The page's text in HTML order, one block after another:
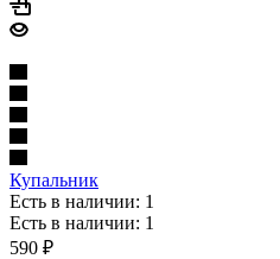
Купальник
Есть в наличии: 1
Есть в наличии: 1
590 ₽